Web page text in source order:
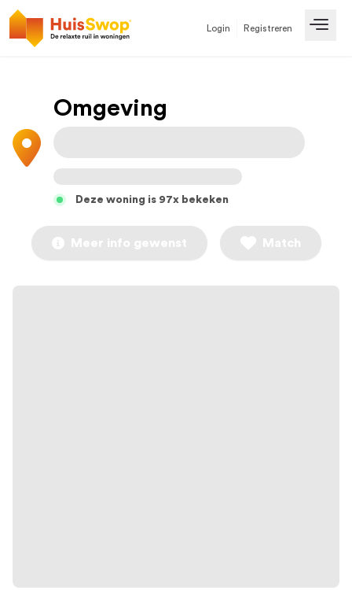
Login Registreren
Omgeving
Deze woning is 97x bekeken
Meer info gewenst Match